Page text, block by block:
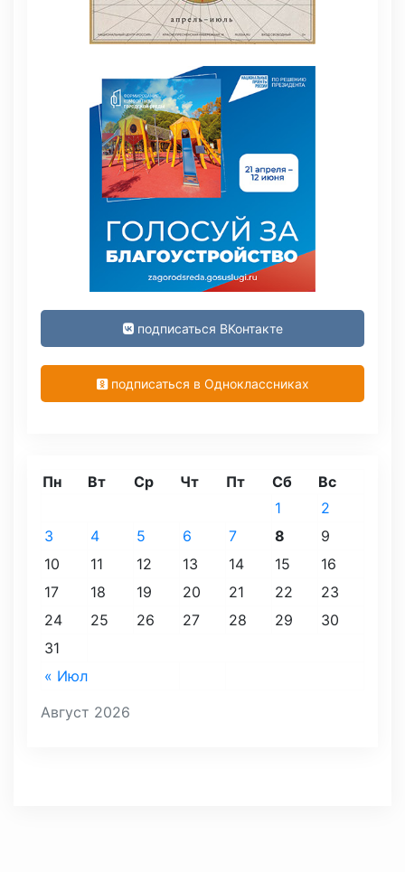
подписаться ВКонтакте
подписаться в Одноклассниках
Август 2026
Пн Вт Ср Чт Пт Сб Вс
« Июл
1
2
3
4 5 6 7 8
9
10
11 12 13 14 15
16
17
18 19 20 21 22
23
24
25 26 27 28 29
30
31